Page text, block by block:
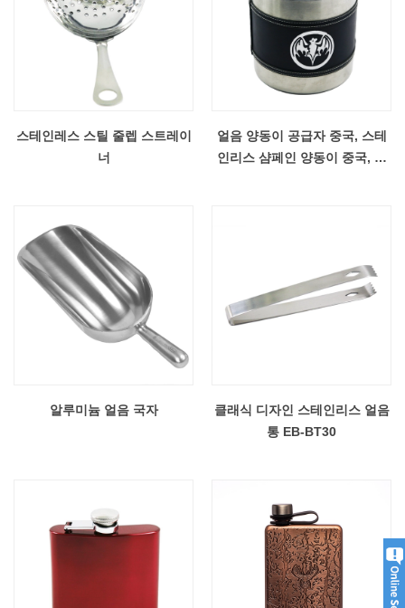
스테인레스 스틸 줄렙 스트레이
너
얼음 양동이 공급자 중국, 스테
인리스 샴페인 양동이 중국, 중
알루미늄 얼음 국자
클래식 디자인 스테인리스 얼음
통 EB-BT30